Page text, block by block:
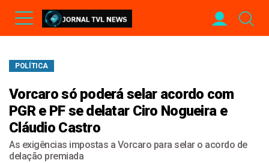
POLÍTICA
Vorcaro só poderá selar acordo com
PGR e PF se delatar Ciro Nogueira e
Cláudio Castro
As exigências impostas a Vorcaro para selar o acordo de
delação premiada